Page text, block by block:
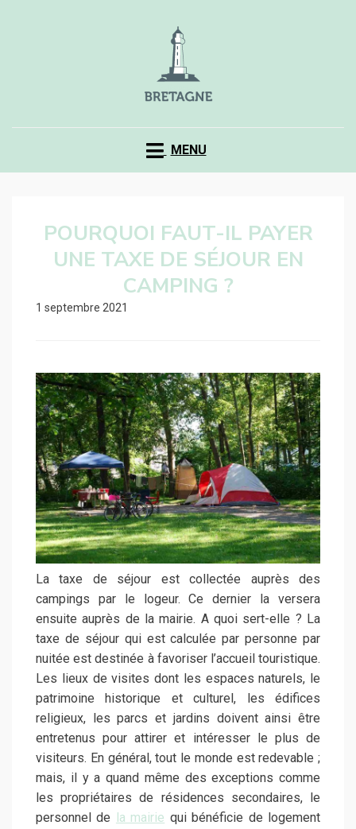
MENU
POURQUOI FAUT-IL PAYER
UNE TAXE DE SÉJOUR EN
CAMPING ?
1 septembre 2021
La taxe de séjour est collectée auprès des
campings par le logeur. Ce dernier la versera
ensuite auprès de la mairie. A quoi sert-elle ? La
taxe de séjour qui est calculée par personne par
nuitée est destinée à favoriser l’accueil touristique.
Les lieux de visites dont les espaces naturels, le
patrimoine historique et culturel, les édifices
religieux, les parcs et jardins doivent ainsi être
entretenus pour attirer et intéresser le plus de
visiteurs. En général, tout le monde est redevable ;
mais, il y a quand même des exceptions comme
les propriétaires de résidences secondaires, le
personnel de la mairie qui bénéficie de logement